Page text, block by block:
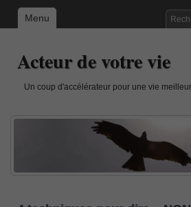
Menu
Acteur de votre vie
Un coup d'accélérateur pour une vie